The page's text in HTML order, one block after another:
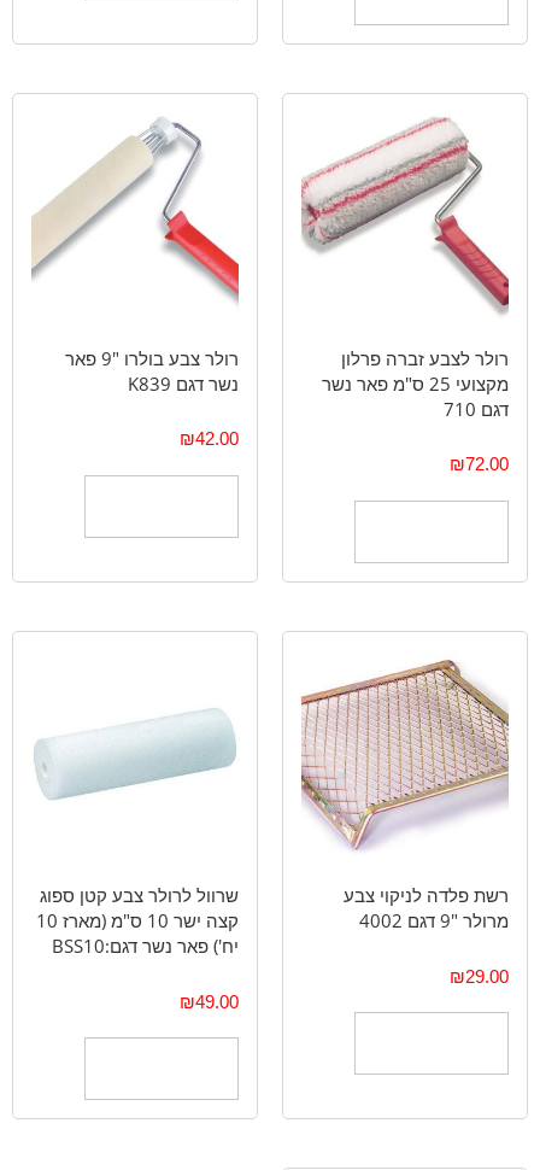
רולר לצבע זברה פרלון
מקצועי 25 ס"מ פאר נשר
דגם 710
₪72.00
רולר צבע בולרו "9 פאר
נשר דגם K839
₪42.00
רשת פלדה לניקוי צבע
מרולר "9 דגם 4002
₪29.00
שרוול לרולר צבע קטן ספוג
קצה ישר 10 ס"מ (מארז 10
יח') פאר נשר דגם:BSS10
₪49.00